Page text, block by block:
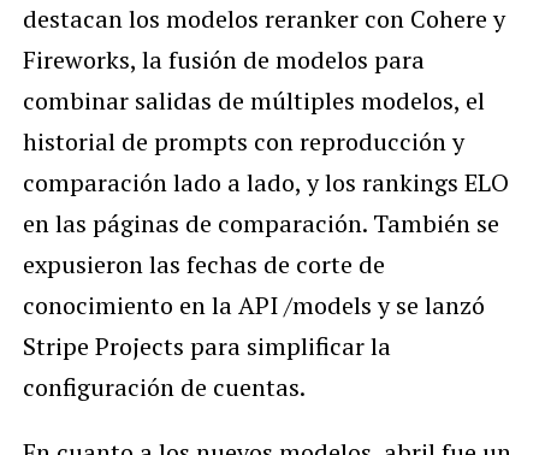
destacan los modelos reranker con Cohere y
Fireworks, la fusión de modelos para
combinar salidas de múltiples modelos, el
historial de prompts con reproducción y
comparación lado a lado, y los rankings ELO
en las páginas de comparación. También se
expusieron las fechas de corte de
conocimiento en la API /models y se lanzó
Stripe Projects para simplificar la
configuración de cuentas.